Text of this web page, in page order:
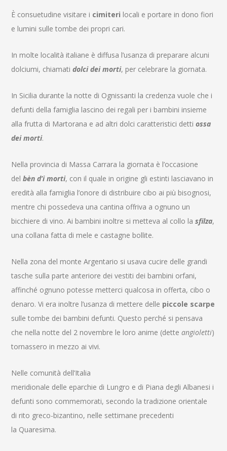
È consuetudine visitare i cimiteri locali e portare in dono fiori
e lumini sulle tombe dei propri cari.
In molte località italiane è diffusa l’usanza di preparare alcuni
dolciumi, chiamatidolci dei morti, per celebrare la giornata.
In Sicilia durante la notte di Ognissanti la credenza vuole che i
defunti della famiglia lascino dei regali per i bambini insieme
alla frutta di Martorana e ad altri dolci caratteristici dettiossa
dei morti.
Nella provincia di Massa Carrara la giornata è l’occasione
delbèn d’i morti, con il quale in origine gli estinti lasciavano in
eredità alla famiglia l’onore di distribuire cibo ai più bisognosi,
mentre chi possedeva una cantina offriva a ognuno un
bicchiere di vino. Ai bambini inoltre si metteva al collo lasfilza,
una collana fatta di mele e castagne bollite.
Nella zona del monte Argentario si usava cucire delle grandi
tasche sulla parte anteriore dei vestiti dei bambini orfani,
affinché ognuno potesse metterci qualcosa in offerta, cibo o
denaro. Vi era inoltre l’usanza di mettere delle piccole scarpe
sulle tombe dei bambini defunti. Questo perché si pensava
che nella notte del 2 novembre le loro anime (detteangioletti)
tornassero in mezzo ai vivi.
Nelle comunità dell’Italia
meridionale delle eparchie di Lungro e di Piana degli Albanesi i
defunti sono commemorati, secondo la tradizione orientale
di rito greco-bizantino, nelle settimane precedenti
la Quaresima.